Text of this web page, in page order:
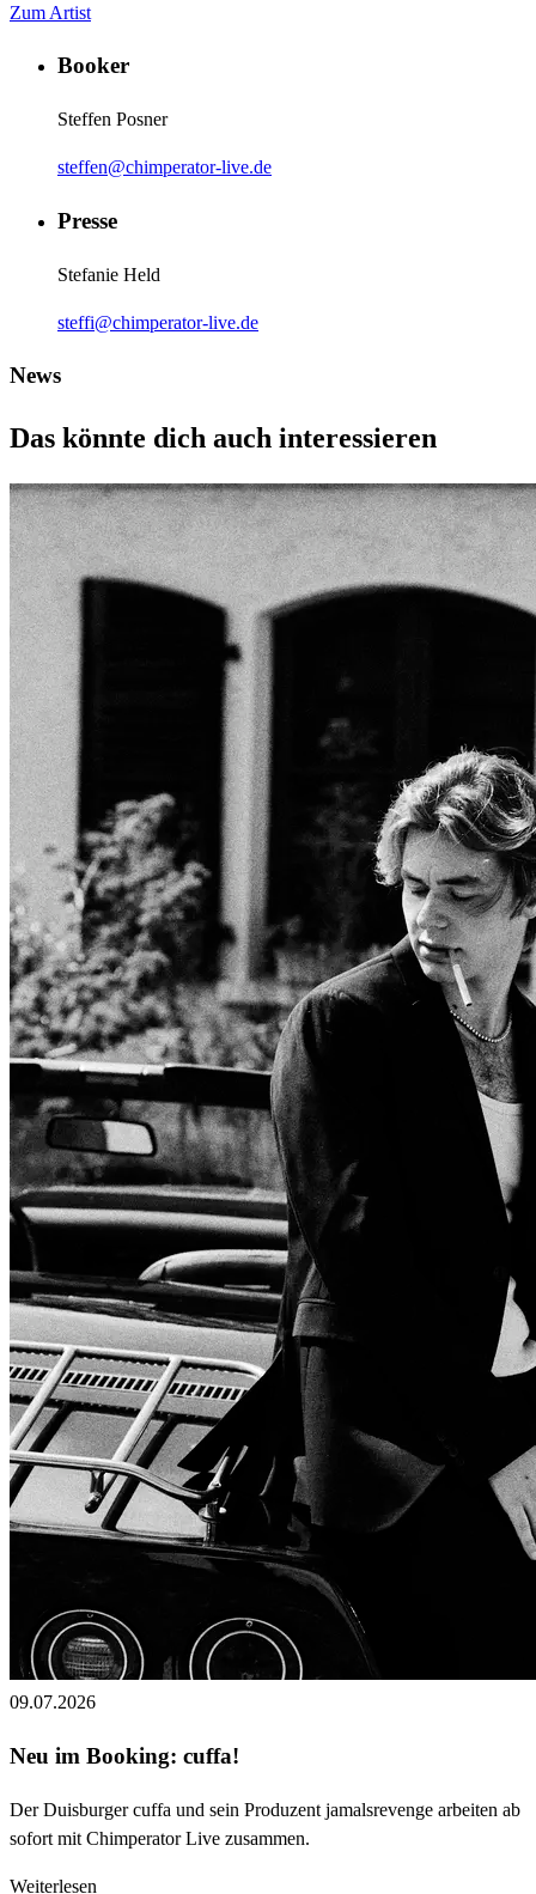
Zum Artist
Booker
Steffen Posner
steffen@chimperator-live.de
Presse
Stefanie Held
steffi@chimperator-live.de
News
Das könnte dich auch interessieren
09.07.2026
Neu im Booking: cuffa!
Der Duisburger cuffa und sein Produzent jamalsrevenge arbeiten ab
sofort mit Chimperator Live zusammen.
Weiterlesen